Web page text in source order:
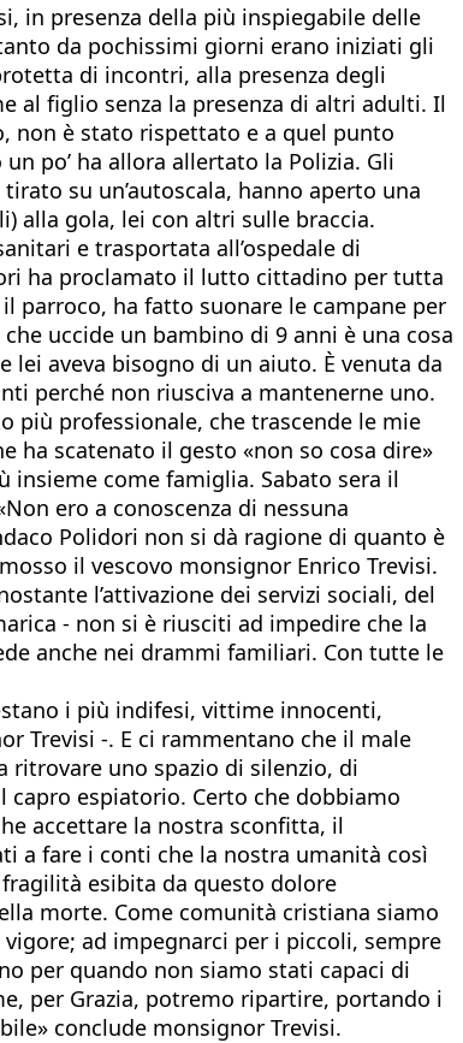
in presenza della più inspiegabile delle
da pochissimi giorni erano iniziati gli
di incontri, alla presenza degli
al figlio senza la presenza di altri adulti. Il
non è stato rispettato e a quel punto
po’ ha allora allertato la Polizia. Gli
su un’autoscala, hanno aperto una
alla gola, lei con altri sulle braccia.
e trasportata all’ospedale di
ha proclamato il lutto cittadino per tutta
parroco, ha fatto suonare le campane per
uccide un bambino di 9 anni è una cosa
lei aveva bisogno di un aiuto. È venuta da
perché non riusciva a mantenerne uno.
più professionale, che trascende le mie
ha scatenato il gesto «non so cosa dire»
insieme come famiglia. Sabato sera il
ero a conoscenza di nessuna
Polidori non si dà ragione di quanto è
il vescovo monsignor Enrico Trevisi.
l’attivazione dei servizi sociali, del
- non si è riusciti ad impedire che la
anche nei drammi familiari. Con tutte le
i più indifesi, vittime innocenti,
Trevisi -. E ci rammentano che il male
ritrovare uno spazio di silenzio, di
espiatorio. Certo che dobbiamo
accettare la nostra sconfitta, il
a fare i conti che la nostra umanità così
esibita da questo dolore
morte. Come comunità cristiana siamo
ad impegnarci per i piccoli, sempre
per quando non siamo stati capaci di
per Grazia, potremo ripartire, portando i
conclude monsignor Trevisi.